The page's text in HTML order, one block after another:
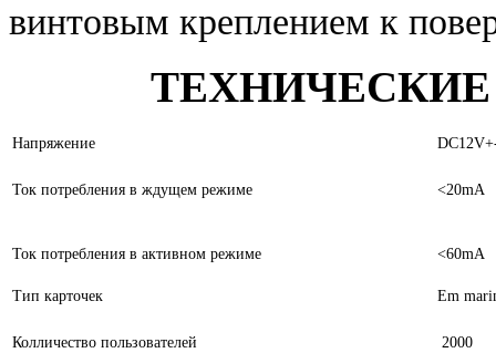
винтовым креплением к
Напряжение
Ток потребления в ждущем режиме <20mA
Ток потребления в активном режиме <60mA
Тип карточек Em
Колличество пользователей 2000